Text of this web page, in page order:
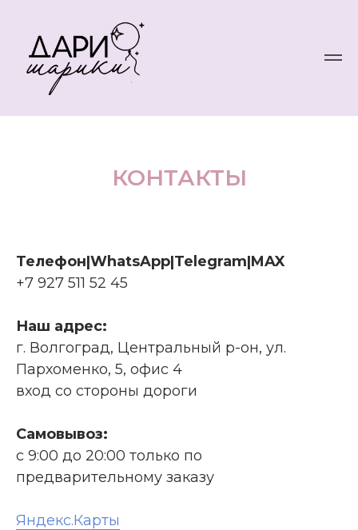
КОНТАКТЫ
Телефон|WhatsApp|Telegram|MAX
+7 927 511 52 45
Наш адрес:
г. Волгоград, Центральный р-он, ул.
Пархоменко, 5, офис 4
вход со стороны дороги
Самовывоз:
с 9:00 до 20:00 только по
предварительному заказу
Яндекс.Карты